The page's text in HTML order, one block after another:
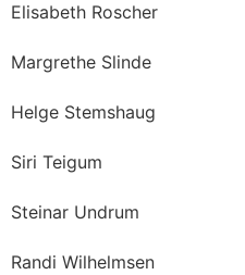
Elisabeth Roscher
Margrethe Slinde
Helge Stemshaug
Siri Teigum
Steinar Undrum
Randi Wilhelmsen